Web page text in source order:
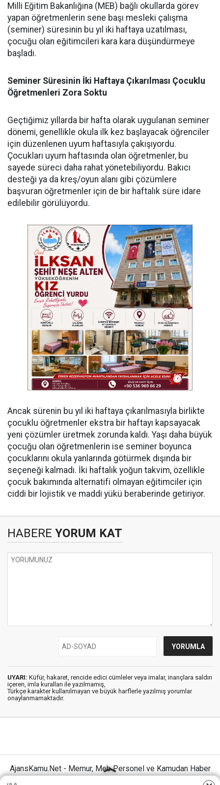
Milli Eğitim Bakanlığına (MEB) bağlı okullarda görev
yapan öğretmenlerin sene başı mesleki çalışma
(seminer) süresinin bu yıl iki haftaya uzatılması,
çocuğu olan eğitimcileri kara kara düşündürmeye
başladı.
Seminer Süresinin İki Haftaya Çıkarılması Çocuklu
Öğretmenleri Zora Soktu
Geçtiğimiz yıllarda bir hafta olarak uygulanan seminer
dönemi, genellikle okula ilk kez başlayacak öğrenciler
için düzenlenen uyum haftasıyla çakışıyordu.
Çocukları uyum haftasında olan öğretmenler, bu
sayede süreci daha rahat yönetebiliyordu. Bakıcı
desteği ya da kreş/oyun alanı gibi çözümlere
başvuran öğretmenler için de bir haftalık süre idare
edilebilir görülüyordu.
Ancak sürenin bu yıl iki haftaya çıkarılmasıyla birlikte
çocuklu öğretmenler ekstra bir haftayı kapsayacak
yeni çözümler üretmek zorunda kaldı. Yaşı daha büyük
çocuğu olan öğretmenlerin ise seminer boyunca
çocuklarını okula yanlarında götürmek dışında bir
seçeneği kalmadı. İki haftalık yoğun takvim, özellikle
çocuk bakımında alternatifi olmayan eğitimciler için
ciddi bir lojistik ve maddi yükü beraberinde getiriyor.
HABERE YORUM KAT
UYARI: Küfür, hakaret, rencide edici cümleler veya imalar, inançlara saldırı
içeren, imla kuralları ile yazılmamış,
Türkçe karakter kullanılmayan ve büyük harflerle yazılmış yorumlar
onaylanmamaktadır.
AjansKamu.Net - Memur, Meb Personel ve Kamudan Haber